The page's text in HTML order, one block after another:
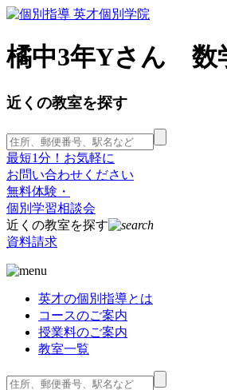
橘中3年Yさん 数
近くの教室を探す
最短1分！お気軽に
お問い合わせください
無料体験・
個別学習相談会
近くの教室を探す
資料請求
英才の個別指導とは
コースのご案内
授業料のご案内
教室一覧